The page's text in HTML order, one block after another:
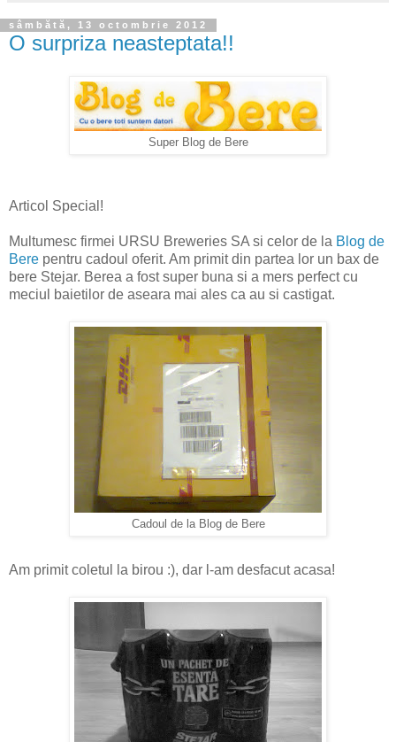
sâmbătă, 13 octombrie 2012
O surpriza neasteptata!!
Super Blog de Bere
Articol Special!
Multumesc firmei URSU Breweries SA si celor de la Blog de
Bere pentru cadoul oferit. Am primit din partea lor un bax de
bere Stejar. Berea a fost super buna si a mers perfect cu
meciul baietilor de aseara mai ales ca au si castigat.
Cadoul de la Blog de Bere
Am primit coletul la birou :), dar l-am desfacut acasa!